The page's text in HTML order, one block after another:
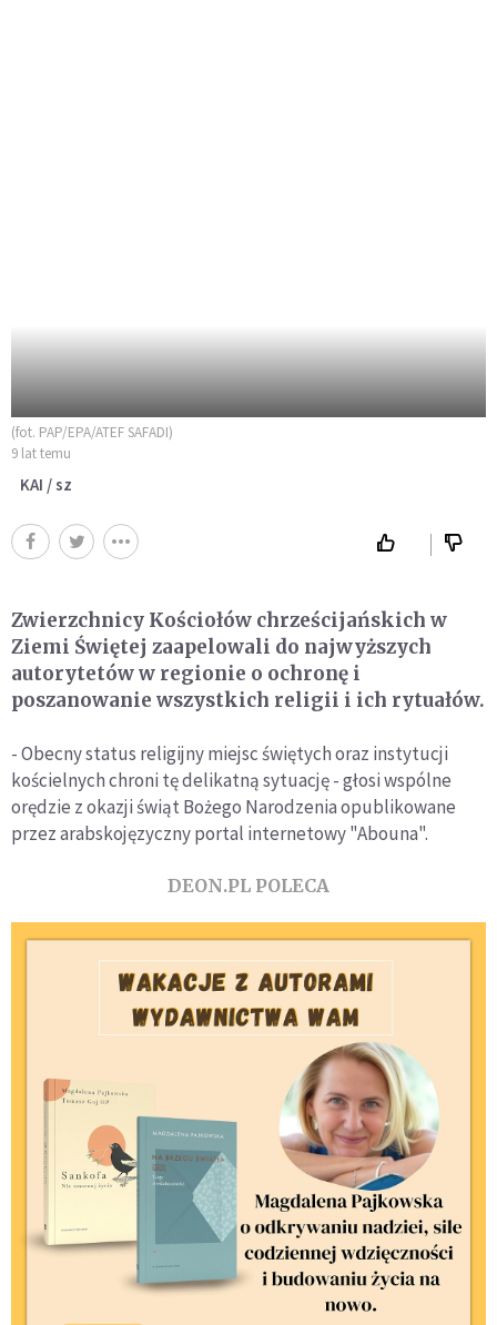
(fot. PAP/EPA/ATEF SAFADI)
9 lat temu
KAI / sz
Zwierzchnicy Kościołów chrześcijańskich w
Ziemi Świętej zaapelowali do najwyższych
autorytetów w regionie o ochronę i
poszanowanie wszystkich religii i ich rytuałów.
- Obecny status religijny miejsc świętych oraz instytucji
kościelnych chroni tę delikatną sytuację - głosi wspólne
orędzie z okazji świąt Bożego Narodzenia opublikowane
przez arabskojęzyczny portal internetowy "Abouna".
DEON.PL POLECA